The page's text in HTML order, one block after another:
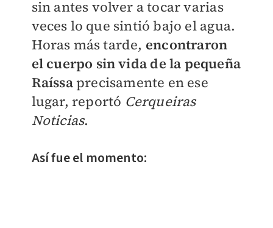
sin antes volver a tocar varias
veces lo que sintió bajo el agua.
Horas más tarde, encontraron
el cuerpo sin vida de la pequeña
Raíssa precisamente en ese
lugar, reportó Cerqueiras
Noticias.
Así fue el momento: